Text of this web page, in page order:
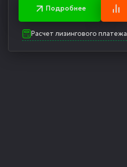
Подробнее
Расчет лизингового платежа